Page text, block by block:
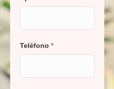
Teléfono *